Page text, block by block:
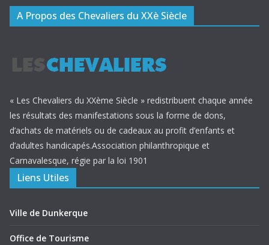
A Propos des Chevaliers du XXè Siècle
« Les Chevaliers du XXème Siècle » redistribuent chaque année
les résultats des manifestations sous la forme de dons,
d’achats de matériels ou de cadeaux au profit d’enfants et
d’adultes handicapés.Association philanthropique et
Carnavalesque, régie par la loi 1901
Liens Utiles
Ville de Dunkerque
Office de Tourisme